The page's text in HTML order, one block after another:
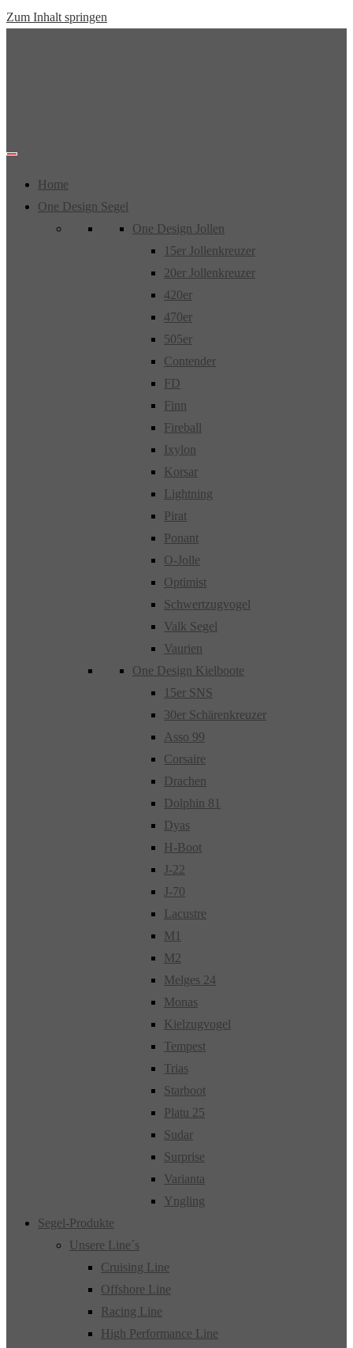
Zum Inhalt springen
Home
One Design Segel
One Design Jollen
15er Jollenkreuzer
20er Jollenkreuzer
420er
470er
505er
Contender
FD
Finn
Fireball
Ixylon
Korsar
Lightning
Pirat
Ponant
O-Jolle
Optimist
Schwertzugvogel
Valk Segel
Vaurien
One Design Kielboote
15er SNS
30er Schärenkreuzer
Asso 99
Corsaire
Drachen
Dolphin 81
Dyas
H-Boot
J-22
J-70
Lacustre
M1
M2
Melges 24
Monas
Kielzugvogel
Tempest
Trias
Starboot
Platu 25
Sudar
Surprise
Varianta
Yngling
Segel-Produkte
Unsere Line´s
Cruising Line
Offshore Line
Racing Line
High Performance Line